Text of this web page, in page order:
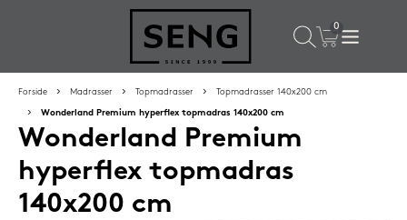
Populære valg til dig
Forside Madrasser Topmadrasser Topmadrasser 140x200 cm
Wonderland Premium hyperflex topmadras 140x200 cm
Wonderland Premium
hyperflex topmadras
140x200 cm